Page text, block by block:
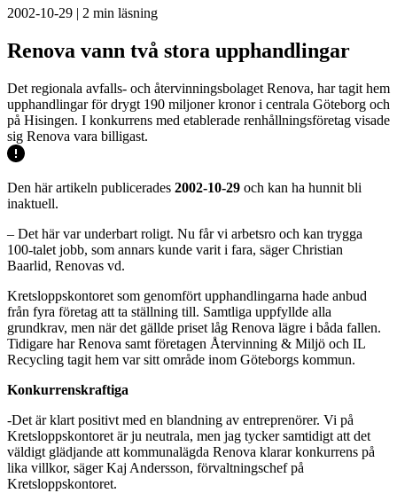
2002-10-29 | 2 min läsning
Renova vann två stora upphandlingar
Det regionala avfalls- och återvinningsbolaget Renova, har tagit hem
upphandlingar för drygt 190 miljoner kronor i centrala Göteborg och
på Hisingen. I konkurrens med etablerade renhållningsföretag visade
sig Renova vara billigast.
Den här artikeln publicerades 2002-10-29 och kan ha hunnit bli
inaktuell.
– Det här var underbart roligt. Nu får vi arbetsro och kan trygga
100-talet jobb, som annars kunde varit i fara, säger Christian
Baarlid, Renovas vd.
Kretsloppskontoret som genomfört upphandlingarna hade anbud
från fyra företag att ta ställning till. Samtliga uppfyllde alla
grundkrav, men när det gällde priset låg Renova lägre i båda fallen.
Tidigare har Renova samt företagen Återvinning & Miljö och IL
Recycling tagit hem var sitt område inom Göteborgs kommun.
Konkurrenskraftiga
-Det är klart positivt med en blandning av entreprenörer. Vi på
Kretsloppskontoret är ju neutrala, men jag tycker samtidigt att det
väldigt glädjande att kommunalägda Renova klarar konkurrens på
lika villkor, säger Kaj Andersson, förvaltningschef på
Kretsloppskontoret.